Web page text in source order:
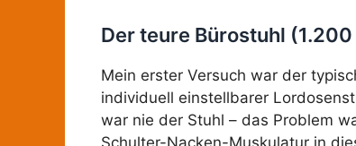
Der teure Bürostuhl (1.200
Mein erster Versuch war der
individuell einstellbarer
war nie der Stuhl – das Problem
Schulter-Nacken-Muskulatur in